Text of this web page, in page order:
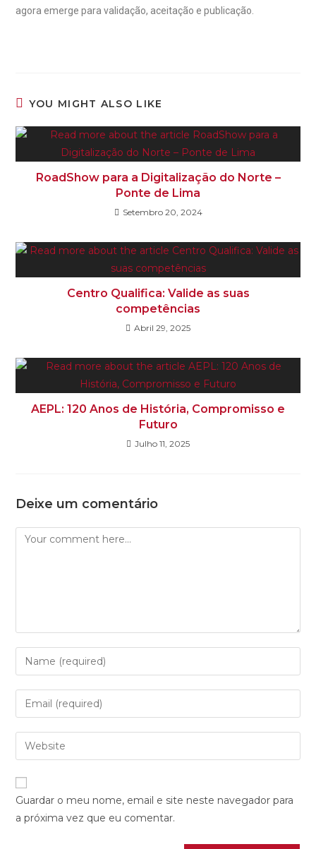
agora emerge para validação, aceitação e publicação.
YOU MIGHT ALSO LIKE
RoadShow para a Digitalização do Norte –
Ponte de Lima
Setembro 20, 2024
Centro Qualifica: Valide as suas
competências
Abril 29, 2025
AEPL: 120 Anos de História, Compromisso e
Futuro
Julho 11, 2025
Deixe um comentário
Guardar o meu nome, email e site neste navegador para
a próxima vez que eu comentar.